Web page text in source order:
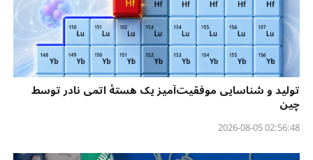
تولید و شناسایی موفقیت‌آمیز یک هستهٔ اتمی نادر توسط
چین
02:56:48 2026-08-05